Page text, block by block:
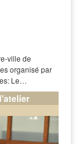
ville de
organisé par
Le…